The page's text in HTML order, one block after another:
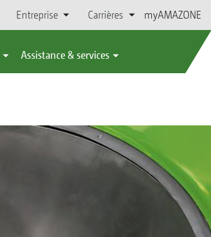
Entreprise Carrières myAMAZONE
Assistance & services